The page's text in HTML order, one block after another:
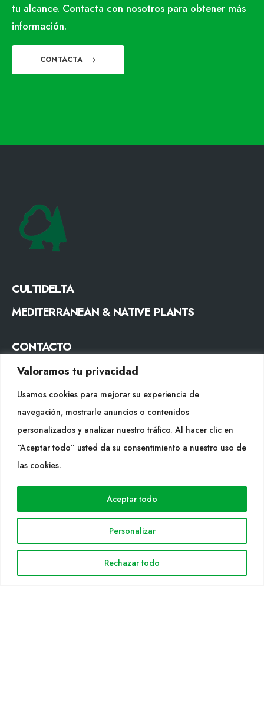
Valoramos tu privacidad
Usamos cookies para mejorar su experiencia de
navegación, mostrarle anuncios o contenidos
personalizados y analizar nuestro tráfico. Al hacer clic en
“Aceptar todo” usted da su consentimiento a nuestro uso de
las cookies.
Personalizar
Rechazar todo
Aceptar todo
tu alcance. Contacta con nosotros para obtener más
información.
CONTACTA
CULTIDELTA
MEDITERRANEAN & NATIVE PLANTS
CONTACTO
Tel. +34 977053013
SÍGUENOS
WEB
Cultidelta
Solicitud Catálogo